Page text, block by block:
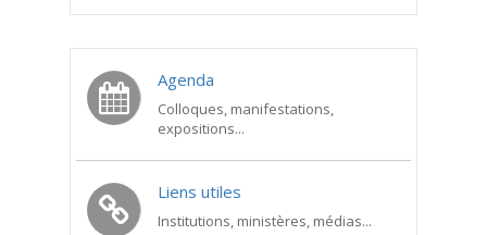
Agenda
Colloques, manifestations,
expositions...
Liens utiles
Institutions, ministères, médias...